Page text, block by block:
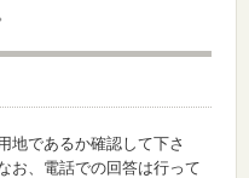
地であるか確認して下さ
お、電話での回答は行って